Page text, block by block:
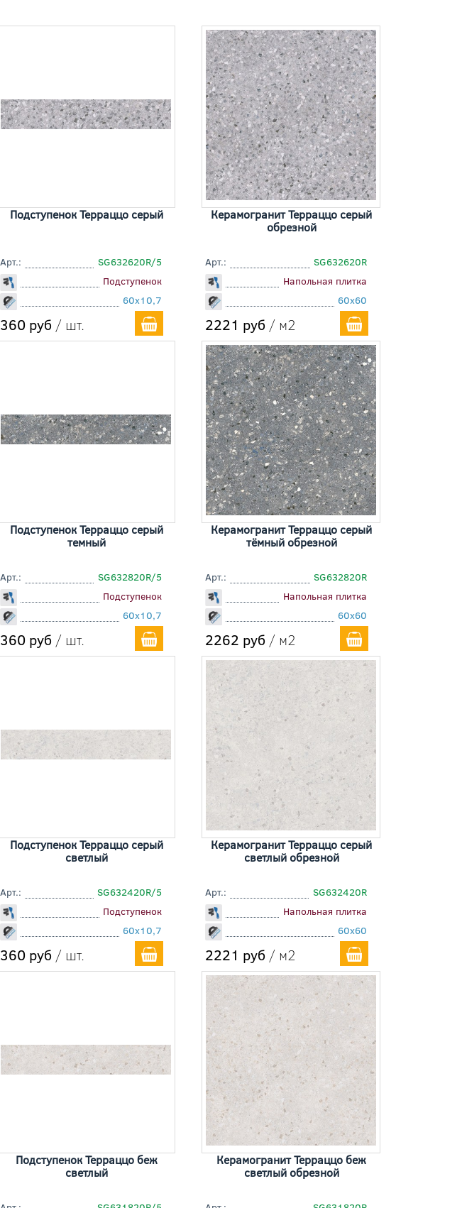
Подступенок Терраццо серый
Арт.:
SG632620R/5
Подступенок
60x10,7
360 руб / шт.
Керамогранит Терраццо серый
обрезной
Арт.:
SG632620R
Напольная плитка
60x60
2221 руб / м2
Подступенок Терраццо серый
темный
Арт.:
SG632820R/5
Подступенок
60x10,7
360 руб / шт.
Керамогранит Терраццо серый
тёмный обрезной
Арт.:
SG632820R
Напольная плитка
60x60
2262 руб / м2
Подступенок Терраццо серый
светлый
Арт.:
SG632420R/5
Подступенок
60x10,7
360 руб / шт.
Керамогранит Терраццо серый
светлый обрезной
Арт.:
SG632420R
Напольная плитка
60x60
2221 руб / м2
Подступенок Терраццо беж
светлый
Керамогранит Терраццо беж
светлый обрезной